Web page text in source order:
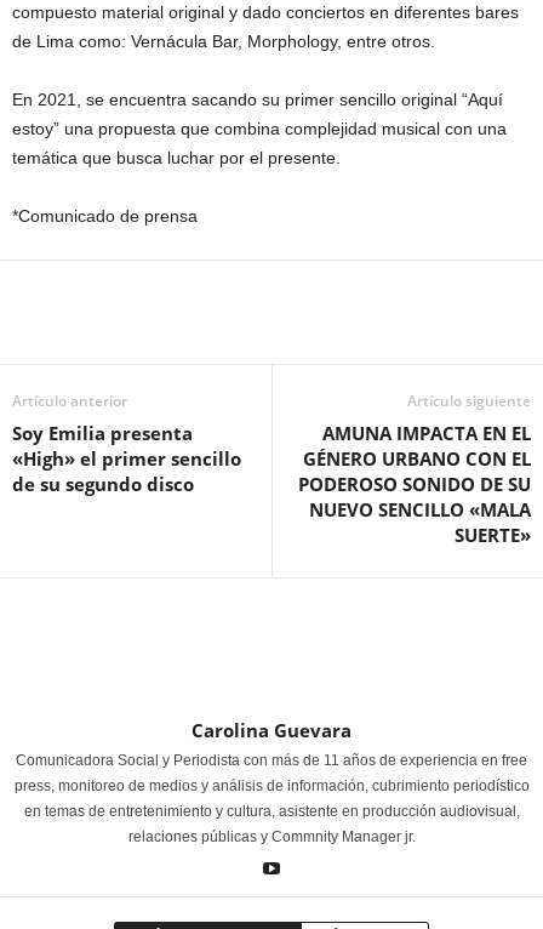
compuesto material original y dado conciertos en diferentes bares
de Lima como: Vernácula Bar, Morphology, entre otros.
En 2021, se encuentra sacando su primer sencillo original “Aquí
estoy” una propuesta que combina complejidad musical con una
temática que busca luchar por el presente.
*Comunicado de prensa
Artículo anterior
Soy Emilia presenta
«High» el primer sencillo
de su segundo disco
Artículo siguiente
AMUNA IMPACTA EN EL
GÉNERO URBANO CON EL
PODEROSO SONIDO DE SU
NUEVO SENCILLO «MALA
SUERTE»
Carolina Guevara
Comunicadora Social y Periodista con más de 11 años de experiencia en free
press, monitoreo de medios y análisis de información, cubrimiento periodístico
en temas de entretenimiento y cultura, asistente en producción audiovisual,
relaciones públicas y Commnity Manager jr.